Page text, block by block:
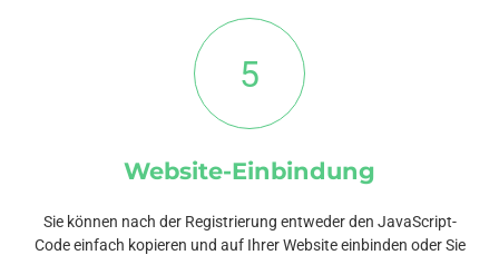
5
Website-Einbindung
Sie können nach der Registrierung entweder den JavaScript-
Code einfach kopieren und auf Ihrer Website einbinden oder Sie